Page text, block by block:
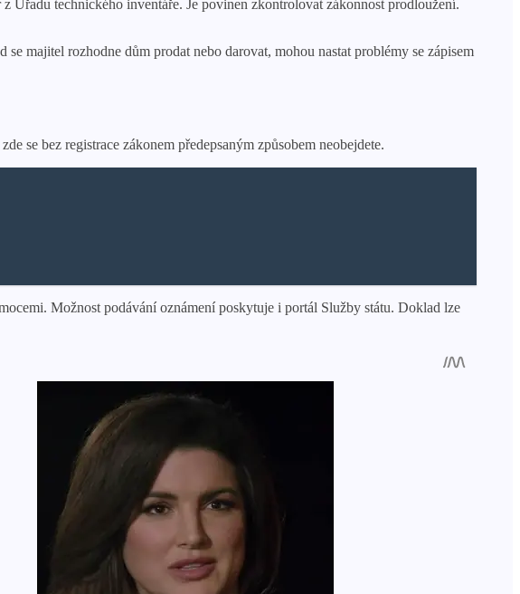
technického inventáře. Je povinen zkontrolovat zákonnost prodloužení.
majitel rozhodne dům prodat nebo darovat, mohou nastat problémy se zápisem
se bez registrace zákonem předepsaným způsobem neobejdete.
Možnost podávání oznámení poskytuje i portál Služby státu. Doklad lze